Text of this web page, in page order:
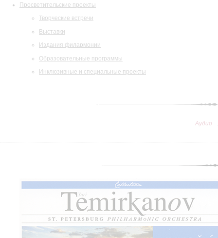
Просветительские проекты
Творческие встречи
Выставки
Издания филармонии
Образовательные программы
Инклюзивные и специальные проекты
Аудио